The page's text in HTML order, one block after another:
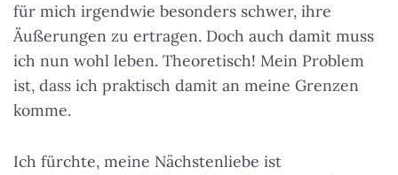
für mich irgendwie besonders schwer, ihre
Äußerungen zu ertragen. Doch auch damit muss
ich nun wohl leben. Theoretisch! Mein Problem
ist, dass ich praktisch damit an meine Grenzen
komme.
Ich fürchte, meine Nächstenliebe ist